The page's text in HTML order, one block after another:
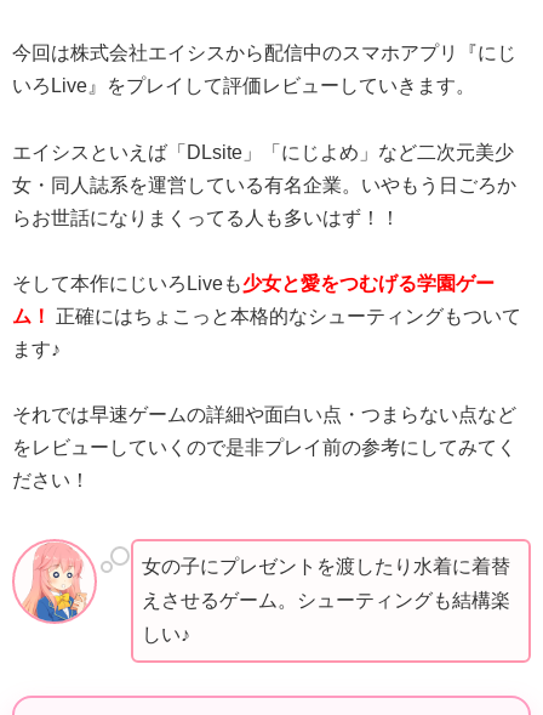
今回は株式会社エイシスから配信中のスマホアプリ『にじ
いろLive』をプレイして評価レビューしていきます。
エイシスといえば「DLsite」「にじよめ」など二次元美少
女・同人誌系を運営している有名企業。いやもう日ごろか
らお世話になりまくってる人も多いはず！！
そして本作にじいろLiveも少女と愛をつむげる学園ゲー
ム！ 正確にはちょこっと本格的なシューティングもついて
ます♪
それでは早速ゲームの詳細や面白い点・つまらない点など
をレビューしていくので是非プレイ前の参考にしてみてく
ださい！
女の子にプレゼントを渡したり水着に着替
えさせるゲーム。シューティングも結構楽
しい♪